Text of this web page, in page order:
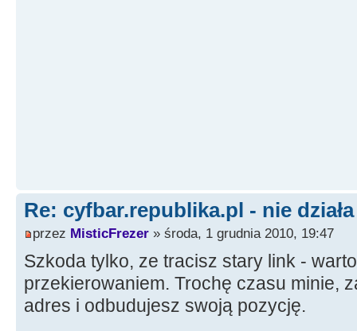
Re: cyfbar.republika.pl - nie
przez MisticFrezer » środa, 1 grudnia 2010, 19:47
Szkoda tylko, ze tracisz stary link -
przekierowaniem. Trochę czasu minie,
adres i odbudujesz swoją pozycję.